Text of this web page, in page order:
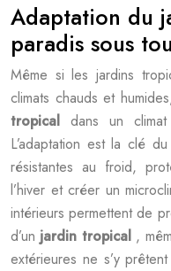
Adaptation du
paradis sous
Même si les jardins
climats chauds et
tropicaldans un
L’adaptation est la clé
résistantes au froid,
l’hiver et créer un
intérieurs permettent de
d’un jardin tropical ,
extérieures ne s’y